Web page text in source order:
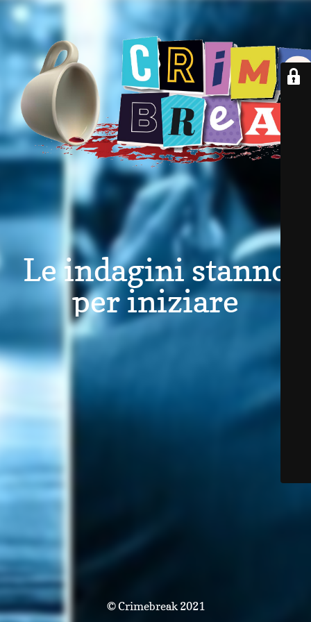
Le indagini stanno
per iniziare
© Crimebreak 2021